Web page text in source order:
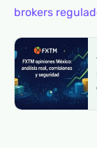
brokers